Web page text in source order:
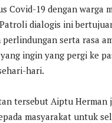
Covid-19 dengan warga
dialogis ini
perlindungan serta rasa
ingin yang pergi ke
hari.
tersebut Aiptu Herman
masyarakat untuk